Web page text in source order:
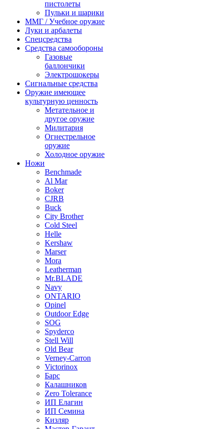
пистолеты
Пульки и шарики
ММГ / Учебное оружие
Луки и арбалеты
Спецсредства
Средства самообороны
Газовые
баллончики
Электрошокеры
Сигнальные средства
Оружие имеющее
культурную ценность
Метательное и
другое оружие
Милитария
Огнестрельное
оружие
Холодное оружие
Ножи
Benchmade
Al Mar
Boker
CJRB
Buck
City Brother
Cold Steel
Helle
Kershaw
Marser
Mora
Leatherman
Mr.BLADE
Navy
ONTARIO
Opinel
Outdoor Edge
SOG
Spyderco
Stell Will
Old Bear
Verney-Carron
Victorinox
Барс
Калашников
Zero Tolerance
ИП Елагин
ИП Семина
Кизляр